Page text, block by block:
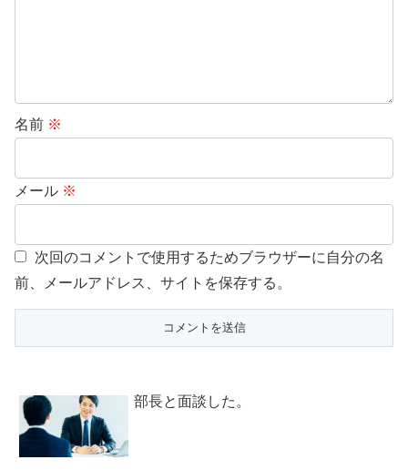
名前 ※
メール ※
次回のコメントで使用するためブラウザーに自分の名
前、メールアドレス、サイトを保存する。
部長と面談した。